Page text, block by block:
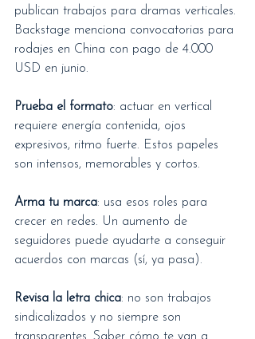
publican trabajos para dramas verticales.
Backstage menciona convocatorias para
rodajes en China con pago de 4.000
USD en junio.
Prueba el formato: actuar en vertical
requiere energía contenida, ojos
expresivos, ritmo fuerte. Estos papeles
son intensos, memorables y cortos.
Arma tu marca: usa esos roles para
crecer en redes. Un aumento de
seguidores puede ayudarte a conseguir
acuerdos con marcas (sí, ya pasa).
Revisa la letra chica: no son trabajos
sindicalizados y no siempre son